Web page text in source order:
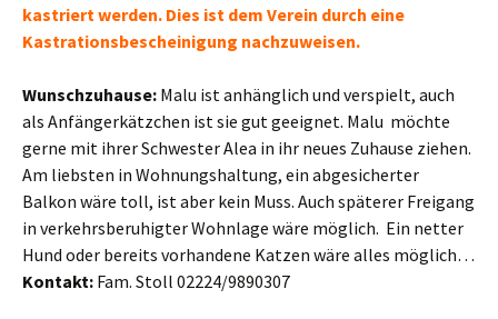
kastriert werden. Dies ist dem Verein durch eine
Kastrationsbescheinigung nachzuweisen.
Wunschzuhause: Malu ist anhänglich und verspielt, auch
als Anfängerkätzchen ist sie gut geeignet. Malu möchte
gerne mit ihrer Schwester Alea in ihr neues Zuhause ziehen.
Am liebsten in Wohnungshaltung, ein abgesicherter
Balkon wäre toll, ist aber kein Muss. Auch späterer Freigang
in verkehrsberuhigter Wohnlage wäre möglich. Ein netter
Hund oder bereits vorhandene Katzen wäre alles möglich…
Kontakt: Fam. Stoll 02224/9890307